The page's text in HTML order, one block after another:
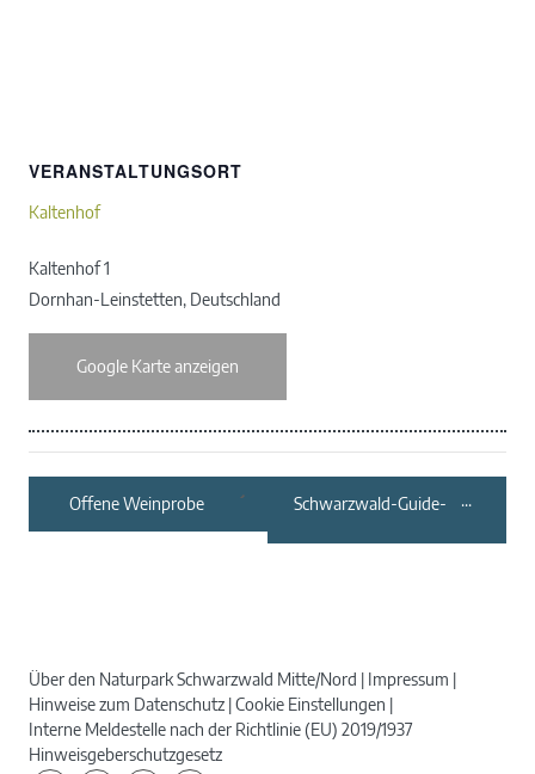
VERANSTALTUNGSORT
Kaltenhof
Kaltenhof 1
Dornhan-Leinstetten, Deutschland
Google Karte anzeigen
Offene Weinprobe
Schwarzwald-Guide-
„Kräuterwanderung
Über den Naturpark Schwarzwald Mitte/Nord
Impressum
Hinweise zum Datenschutz Cookie Einstellungen
Interne Meldestelle nach der Richtlinie (EU) 2019/1937
Hinweisgeberschutzgesetz